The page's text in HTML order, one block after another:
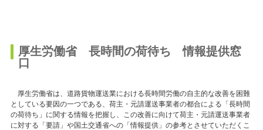
厚生労働省 長時間の荷待ち 情報提供窓
口
厚生労働省は、道路貨物運送業における長時間労働の自主的な改善を困難
としている要因の一つである、荷主・元請運送事業者の都合による「長時間
の荷待ち」に関する情報を把握し、この改善に向けて荷主・元請運送事業者
に対する「要請」や国土交通省への「情報提供」の参考とさせていただくこ